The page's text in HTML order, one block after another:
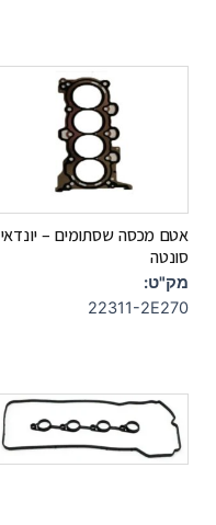
אטם מכסה שסתומים – יונדאי
סונטה
מק"ט:
22311-2E270